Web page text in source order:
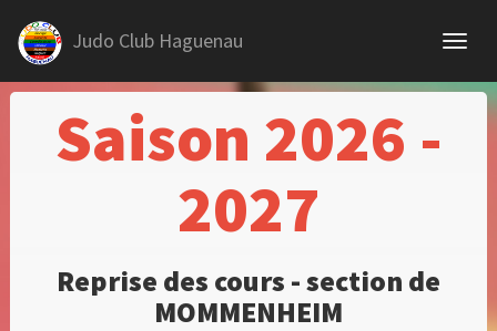
Judo Club Haguenau
Saison 2026 -
2027
Reprise des cours - section de
MOMMENHEIM